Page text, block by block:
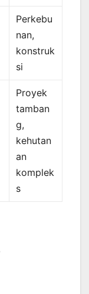
Perkebu
nan,
konstruk
si
Proyek
tamban
g,
kehutan
an
komplek
s